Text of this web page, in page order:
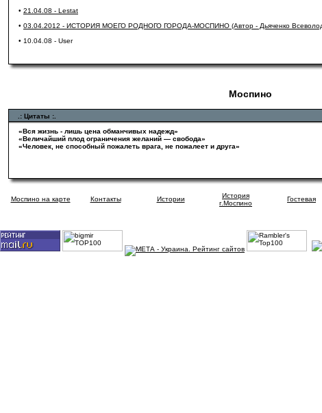
• 21.04.08 - Lestat
• 03.04.2012 - ИСТОРИЯ МОЕГО РОДНОГО ГОРОДА-МОСПИНО (Автор - Дьяченко
• 10.04.08 - User
Моспино
.: Цитаты :.
«Вся жизнь - лишь цена обманчивых надежд»
«Величайший плод ограничения желаний — свобода»
«Человек, не способный пожалеть врага, не пожалеет и друга»
Моспино на карте Контакты Истории
История
г.Моспино
Гостевая